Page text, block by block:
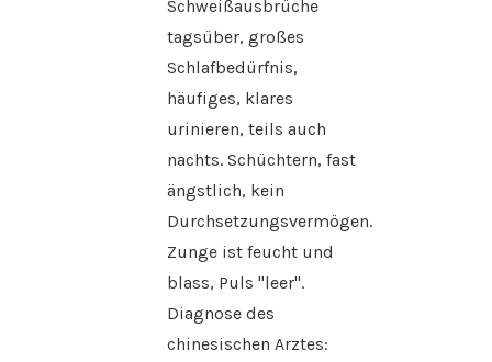
Schweißausbrüche
tagsüber, großes
Schlafbedürfnis,
häufiges, klares
urinieren, teils auch
nachts. Schüchtern, fast
ängstlich, kein
Durchsetzungsvermögen.
Zunge ist feucht und
blass, Puls "leer".
Diagnose des
chinesischen Arztes: